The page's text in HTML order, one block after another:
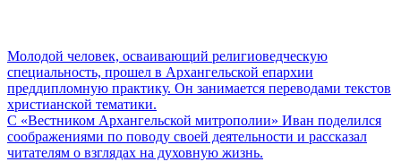
Молодой человек, осваивающий религиоведческую
специальность, прошел в Архангельской епархии
преддипломную практику. Он занимается переводами текстов
христианской тематики.
С «Вестником Архангельской митрополии» Иван поделился
соображениями по поводу своей деятельности и рассказал
читателям о взглядах на духовную жизнь.